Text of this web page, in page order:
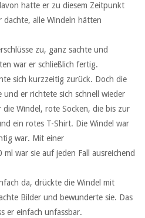
hatte er zu diesem Zeitpunkt
alle Windeln hätten
zu, ganz sachte und
war er schließlich fertig.
sich kurzzeitig zurück. Doch die
er richtete sich schnell wieder
Windel, rote Socken, die bis zur
ein rotes T-Shirt. Die Windel war
war. Mit einer
war sie auf jeden Fall ausreichend
da, drückte die Windel mit
Bilder und bewunderte sie. Das
er einfach unfassbar.